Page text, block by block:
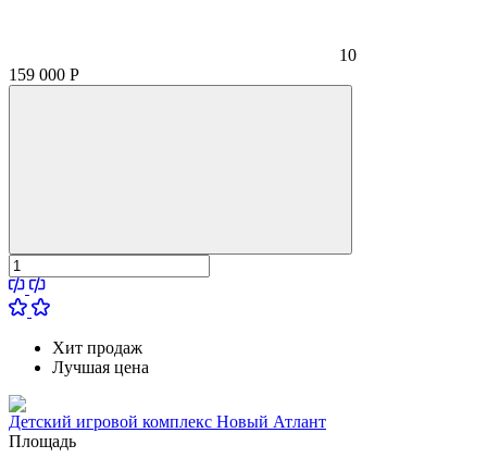
10
159 000 Р
Хит продаж
Лучшая цена
Детский игровой комплекс Новый Атлант
Площадь